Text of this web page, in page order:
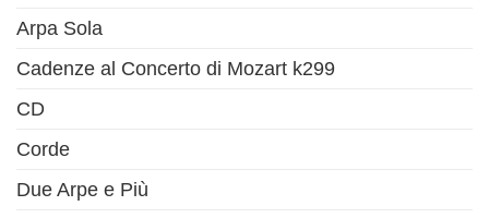
Arpa Sola
Cadenze al Concerto di Mozart k299
CD
Corde
Due Arpe e Più